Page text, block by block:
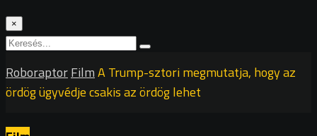
×
RoboraptorFilmA Trump-sztori megmutatja, hogy az
ördög ügyvédje csakis az ördög lehet